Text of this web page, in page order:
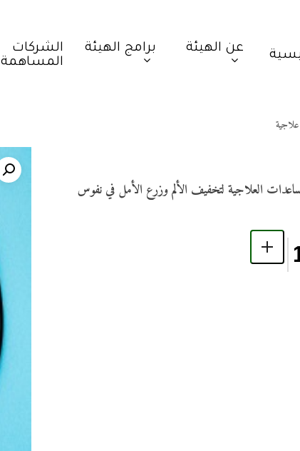
عن الهيئة برامج الهيئة
الشركات
المساهمة
العلاجية لتخفيف الألم وزرع الأمل في نفوس